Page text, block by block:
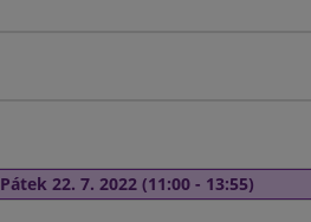
Pátek 22. 7. 2022 (11:00 - 13:55)